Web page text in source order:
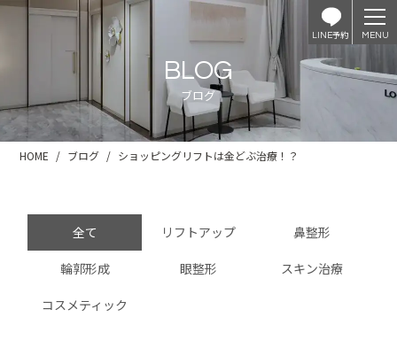
LINE予約
BLOG
ブログ
HOME ブログ ショッピングリフトは金どぶ治療！？
全て リフトアップ 鼻整形
輪郭形成 眼整形 スキン治療
コスメティック